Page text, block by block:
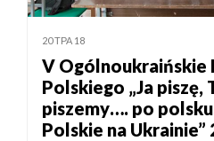
20 ТРА 18
V Ogólnoukraińskie
Polskiego „Ja piszę,
piszemy…. po
Polskie na Ukrainie”